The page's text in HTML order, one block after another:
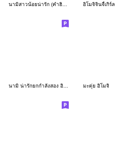
อิโมจิจินจี้เกิร์ล
นามิ น่ารักยกกำลังสอง อิโมจิ 2 (mask) มะตุ่ย อิโมจิ